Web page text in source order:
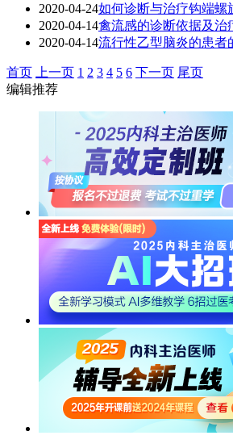
2020-04-24如何诊断与治疗钩端螺
2020-04-14禽流感的诊断依据及治
2020-04-14流行性乙型脑炎的患者
首页 上一页 1 2 3 4 5 6 下一页 尾页
编辑推荐